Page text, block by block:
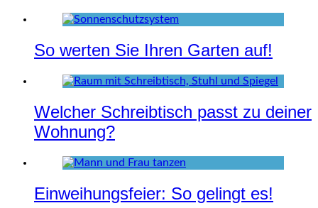
So werten Sie Ihren Garten auf!
Welcher Schreibtisch passt zu deiner
Wohnung?
Einweihungsfeier: So gelingt es!